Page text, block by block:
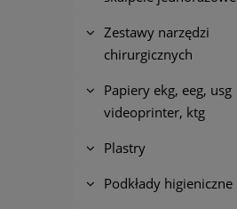
Zestawy narzędzi
chirurgicznych
Papiery ekg, eeg, usg
videoprinter, ktg
Plastry
Podkłady higieniczne